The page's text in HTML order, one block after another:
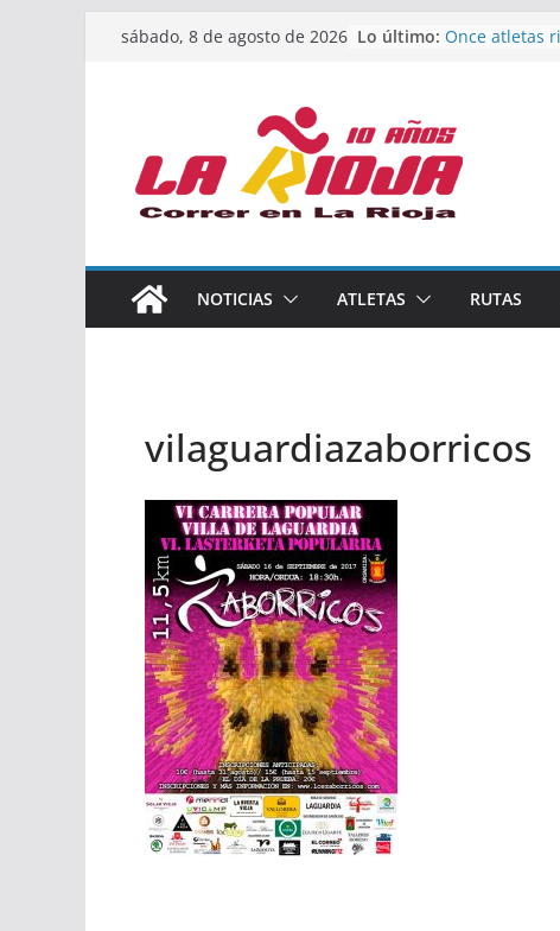
Saltarsábado, 8 de agosto de 2026 Lo último: Once atletas
Un bronce
de finalista
riojana en en
El equipo
Rioja alcanza
Acuatlón en
España
Calahorra
NOTICIAS ATLETAS RUTAS
vilaguardiazaborricos